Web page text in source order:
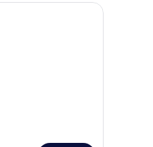
dalam bilik, Wi-fi percuma, cadar